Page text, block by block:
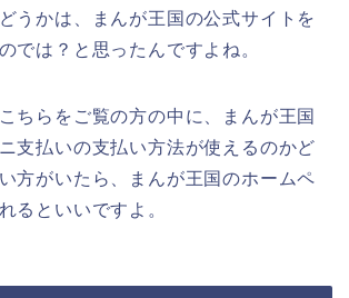
うかは、まんが王国の公式サイトを
では？と思ったんですよね。
ちらをご覧の方の中に、まんが王国
支払いの支払い方法が使えるのかど
方がいたら、まんが王国のホームペ
るといいですよ。